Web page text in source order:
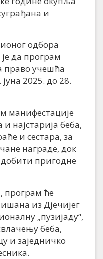
и
одбора
да програм
право учешћа
2025. до 28.
манифестације
најстарија беба,
и сестара, за
награде, док
пригодне
програм ће
из Дјечијег
„пузијаду“,
беба,
и заједничко